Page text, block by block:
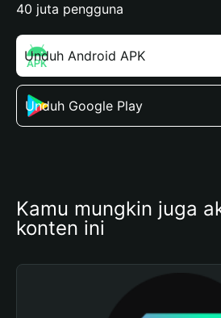
40 juta pengguna
Unduh Android APK
Unduh Google Play
Kamu mungkin juga
konten ini